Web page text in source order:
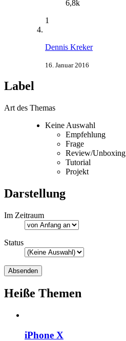
6,8k
1
Dennis Kreker
16. Januar 2016
Label
Art des Themas
Keine Auswahl
Empfehlung
Frage
Review/Unboxing
Tutorial
Projekt
Darstellung
Im Zeitraum
Status
Heiße Themen
iPhone X